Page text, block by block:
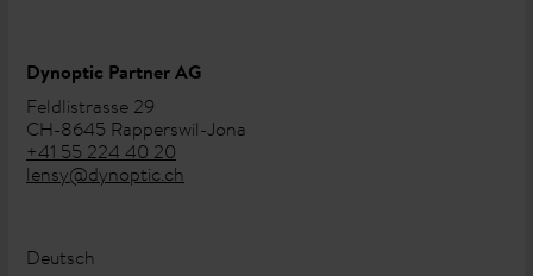
Dynoptic Partner AG
Feldlistrasse 29
CH-8645 Rapperswil-Jona
+41 55 224 40 20
lensy@dynoptic.ch
Deutsch